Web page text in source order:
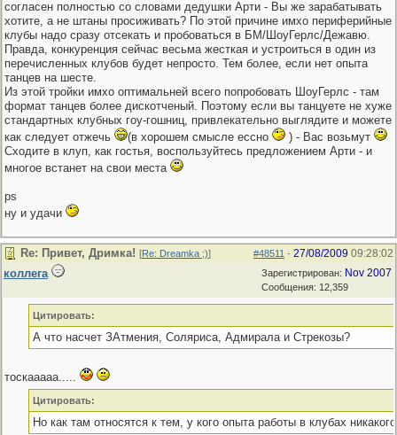
согласен полностью со словами дедушки Арти - Вы же зарабатывать
хотите, а не штаны просиживать? По этой причине имхо периферийные
клубы надо сразу отсекать и пробоваться в БМ/ШоуГерлс/Дежавю.
Правда, конкуренция сейчас весьма жесткая и устроиться в один из
перечисленных клубов будет непросто. Тем более, если нет опыта
танцев на шесте.
Из этой тройки имхо оптимальней всего попробовать ШоуГерлс - там
формат танцев более дискотченый. Поэтому если вы танцуете не хуже
стандартных клубных гоу-гошниц, привлекательно выглядите и можете
как следует отжечь
(в хорошем смысле ессно
) - Вас возьмут
Сходите в клуп, как гостья, воспользуйтесь предложением Арти - и
многое встанет на свои места
ps
ну и удачи
#48511 - 27/08/2009 09:28:02
Re: Привет, Дримка! [Re: Dreamka ;)]
Зарегистрирован: Nov 2007
Сообщения: 12,359
коллега
Цитировать:
А что насчет ЗАтмения, Соляриса, Адмирала и Стрекозы?
тоскааааа.....
Цитировать:
Но как там относятся к тем, у кого опыта работы в клубах